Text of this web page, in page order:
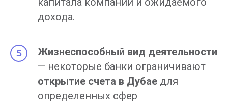
дохода.
Жизнеспособный вид деятельности
— некоторые банки ограничивают
открытие счета в Дубае для
определенных сфер